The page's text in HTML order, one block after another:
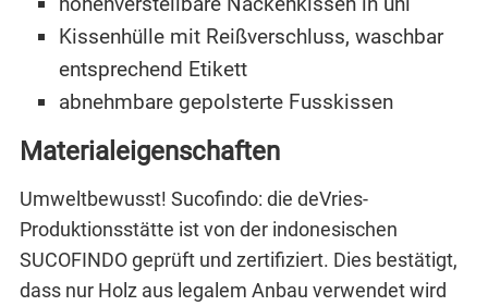
Kissenhülle mit Reißverschluss, waschbar
entsprechend Etikett
abnehmbare gepolsterte Fusskissen
Materialeigenschaften
Umweltbewusst! Sucofindo: die deVries-
Produktionsstätte ist von der indonesischen
SUCOFINDO geprüft und zertifiziert. Dies bestätigt,
dass nur Holz aus legalem Anbau verwendet wird